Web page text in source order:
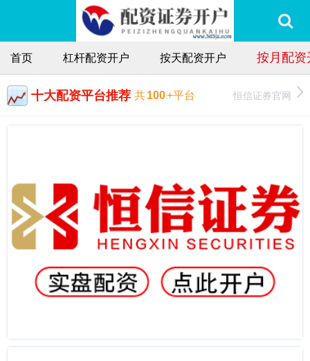
首页 杠杆配资开户 按天配资开户 按月配资
十大配资平台推荐 共100+平台 恒信证券官网